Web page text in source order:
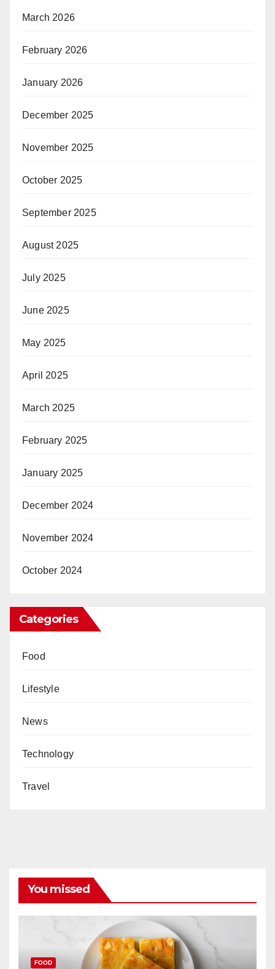
March 2026
February 2026
January 2026
December 2025
November 2025
October 2025
September 2025
August 2025
July 2025
June 2025
May 2025
April 2025
March 2025
February 2025
January 2025
December 2024
November 2024
October 2024
Categories
Food
Lifestyle
News
Technology
Travel
You missed
FOOD